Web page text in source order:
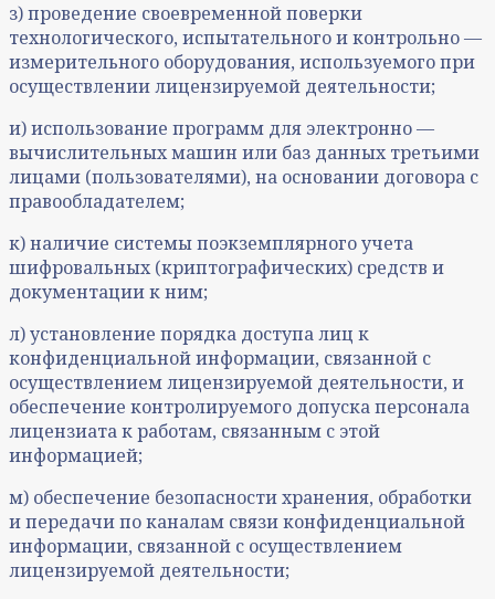
з) проведение своевременной поверки
технологического, испытательного и контрольно —
измерительного оборудования, используемого при
осуществлении лицензируемой деятельности;
и) использование программ для электронно —
вычислительных машин или баз данных третьими
лицами (пользователями), на основании договора с
правообладателем;
к) наличие системы поэкземплярного учета
шифровальных (криптографических) средств и
документации к ним;
л) установление порядка доступа лиц к
конфиденциальной информации, связанной с
осуществлением лицензируемой деятельности, и
обеспечение контролируемого допуска персонала
лицензиата к работам, связанным с этой
информацией;
м) обеспечение безопасности хранения, обработки
и передачи по каналам связи конфиденциальной
информации, связанной с осуществлением
лицензируемой деятельности;